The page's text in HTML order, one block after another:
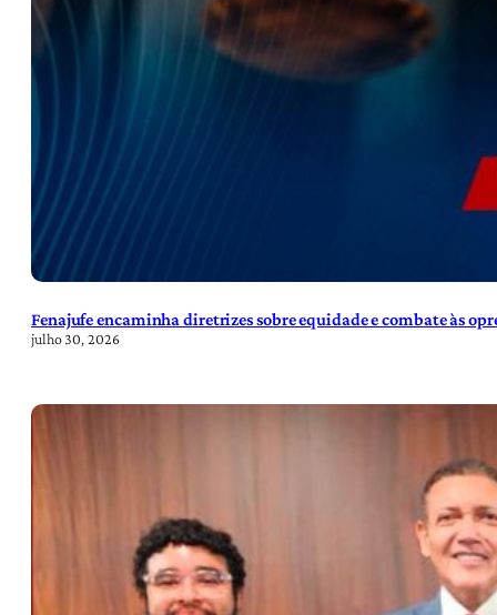
Fenajufe encaminha diretrizes sobre equidade e combate às
julho 30, 2026